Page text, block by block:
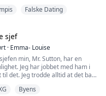
Henry i 5 år. Jeg var nær ved
for Henrys
Falske Dating
sjef
· Emma- Louise
min, Mr. Sutton, har en
Jeg har jobbet med ham i
til det. Jeg trodde alltid at det bare
mer enn det.
Byens